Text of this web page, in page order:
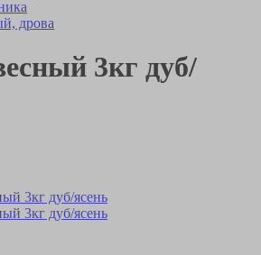
дрова
3кг дуб/